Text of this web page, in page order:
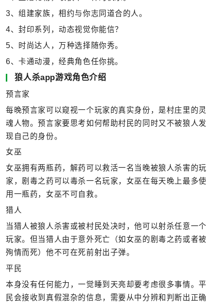
3、组建家族，相约与你志同道合的人。
4、封印系列，动态视觉你能信？
5、时尚达人，万种选择随你秀。
6、卡通动漫，经典角色任你挑。
狼人杀app游戏角色介绍
预言家
每晚预言家可以窥视一个玩家的真实身份，是村庄里的灵
魂人物。预言家要思考如何帮助村民的同时又不被狼人发
现自己的身份。
女巫
女巫拥有两瓶药，解药可以救活一名当晚被狼人杀害的玩
家，剧毒之药可以毒杀一名玩家，女巫在每天晚上最多使
用一瓶药，女巫不可自救。
猎人
当猎人被狼人杀害或被村民处决时，他可以射杀任意一个
玩家。但当猎人由于意外死亡（如女巫的剧毒之药或者被
殉情而死）他不可在死前射出子弹。
平民
本身没有任何能力，一觉睡到天亮却要考虑很多事情。平
民会接收到真假混杂的信息，需要从中分辨和判断出正确